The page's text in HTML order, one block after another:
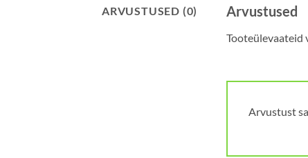
ARVUSTUSED (0) Arvustused
Tooteülevaateid
Arvustust